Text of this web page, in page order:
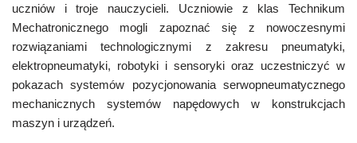
uczniów i troje nauczycieli. Uczniowie z klas Technikum
Mechatronicznego mogli zapoznać się z nowoczesnymi
rozwiązaniami technologicznymi z zakresu pneumatyki,
elektropneumatyki, robotyki i sensoryki oraz uczestniczyć w
pokazach systemów pozycjonowania serwopneumatycznego
mechanicznych systemów napędowych w konstrukcjach
maszyn i urządzeń.